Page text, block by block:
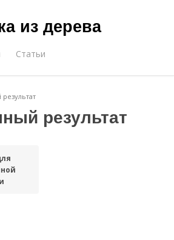
из дерева
Статьи
результат